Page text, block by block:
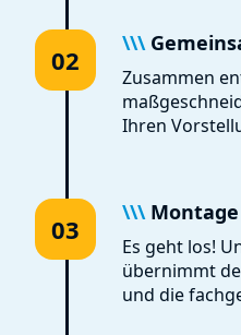
02
\\\
Zusammen
Ihren
03
\\\Montage
Es geht los!
übernimmt
und die